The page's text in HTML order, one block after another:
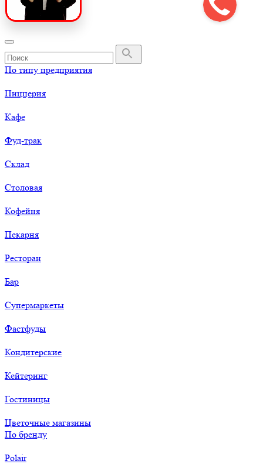
По типу предприятия
Пиццерия
Кафе
Фуд-трак
Склад
Столовая
Кофейня
Пекарня
Ресторан
Бар
Супермаркеты
Фастфуды
Кондитерские
Кейтеринг
Гостиницы
Цветочные магазины
По бренду
Polair